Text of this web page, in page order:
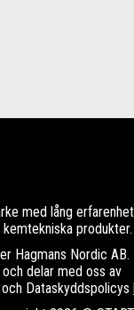
med lång
produkter.
Hagmans Nordic
delar med oss av
Dataskyddspolicys